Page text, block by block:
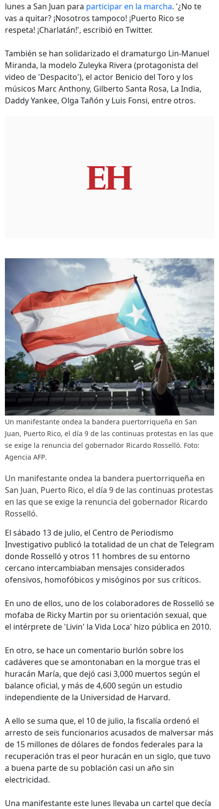
lunes a San Juan para participar en la marcha. '¿No te
vas a quitar? ¡Nosotros tampoco! ¡Puerto Rico se
respeta! ¡Charlatán!', escribió en Twitter.
También se han solidarizado el dramaturgo Lin-Manuel
Miranda, la modelo Zuleyka Rivera (protagonista del
video de 'Despacito'), el actor Benicio del Toro y los
músicos Marc Anthony, Gilberto Santa Rosa, La India,
Daddy Yankee, Olga Tañón y Luis Fonsi, entre otros.
Un manifestante ondea la bandera puertorriqueña en San
Juan, Puerto Rico, el día 9 de las continuas protestas en las que
se exige la renuncia del gobernador Ricardo Rosselló. Foto:
Agencia AFP.
Un manifestante ondea la bandera puertorriqueña en
San Juan, Puerto Rico, el día 9 de las continuas protestas
en las que se exige la renuncia del gobernador Ricardo
Rosselló.
El sábado 13 de julio, el Centro de Periodismo
Investigativo publicó la totalidad de un chat de Telegram
donde Rosselló y otros 11 hombres de su entorno
cercano intercambiaban mensajes considerados
ofensivos, homofóbicos y misóginos por sus críticos.
En uno de ellos, uno de los colaboradores de Rosselló se
mofaba de Ricky Martin por su orientación sexual, que
el intérprete de 'Livin' la Vida Loca' hizo pública en 2010.
En otro, se hace un comentario burlón sobre los
cadáveres que se amontonaban en la morgue tras el
huracán María, que dejó casi 3,000 muertos según el
balance oficial, y más de 4,600 según un estudio
independiente de la Universidad de Harvard.
A ello se suma que, el 10 de julio, la fiscalía ordenó el
arresto de seis funcionarios acusados de malversar más
de 15 millones de dólares de fondos federales para la
recuperación tras el peor huracán en un siglo, que tuvo
a buena parte de su población casi un año sin
electricidad.
Una manifestante este lunes llevaba un cartel que decía